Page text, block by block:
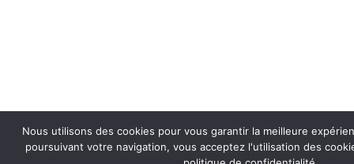
Nous utilisons des cookies pour vous garantir la meilleure
poursuivant votre navigation, vous acceptez l'utilisation des